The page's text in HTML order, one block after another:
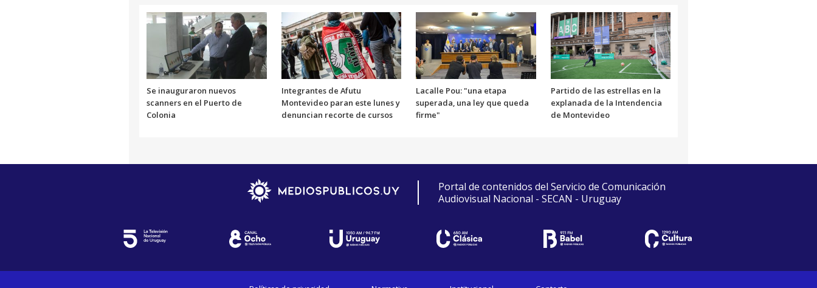
Se inauguraron nuevos
scanners en el Puerto de
Colonia
Integrantes de Afutu
Montevideo paran este lunes y
denuncian recorte de cursos
Lacalle Pou: "una etapa
superada, una ley que queda
firme"
Partido de las estrellas en la
explanada de la Intendencia
de Montevideo
Portal de contenidos del Servicio de Comunicación
Audiovisual Nacional - SECAN - Uruguay